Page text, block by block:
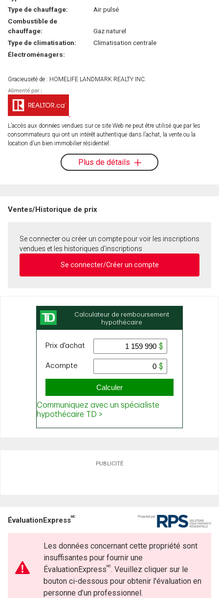
Type de chauffage:
Air pulsé
Combustible de
chauffage:
Gaz naturel
Type de climatisation:
Climatisation centrale
Électroménagers:
Gracieuseté de : HOMELIFE LANDMARK REALTY INC.
L’accès aux données vendues sur ce site Web ne peut être utilisé que par les
consommateurs qui ont un intérêt authentique dans l’achat, la vente ou la
location d’un bien immobilier résidentiel.
Plus de détails
Ventes/Historique de prix
Se connecter ou créer un compte pour voir les inscriptions
vendues et les historiques d'inscriptions
Se connecter/Créer un compte
PUBLICITÉ
ÉvaluationExpressMC
Les données concernant cette propriété sont
insuffisantes pour fournir une
ÉvaluationExpressMC. Veuillez cliquer sur le
bouton ci-dessous pour obtenir l'évaluation en
personne d’un professionnel.